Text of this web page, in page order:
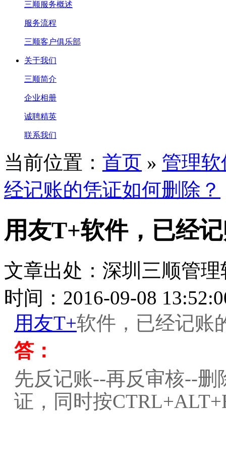
三顺服务概述
服务流程
三顺客户俱乐部
关于我们
三顺简介
企业相册
诚聘精英
联系我们
当前位置： 首页 » 管理
经记账的凭证如何删除？
用友T+软件，已经
文章出处：深圳三顺管
时间：2016-09-08
用友T+软件，已经记账
答：
先反记账--再反审核--
证，同时按